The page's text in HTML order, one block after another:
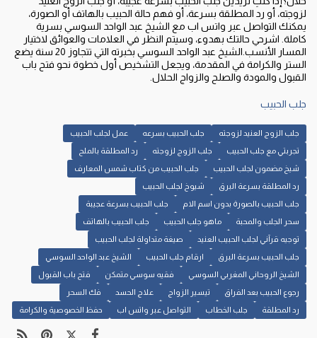
لزوجته، أو رد المطلقة بسرعة، أو فهم حالة الحبيب بالهاتف أو الصورة،
يمكنك التواصل عبر واتس اب مع الشيخ عبد الواحد السوسي بسرية
كاملة. اشرحي حالتك بهدوء، وسيتم النظر في العلامات والعوائق لاختيار
المسار الأنسب.الشيخ عبد الواحد السوسي بخبرته التي تتجاوز 20 سنة يضع
الستر والكرامة في المقدمة، ويجعل التشخيص أول خطوة نحو فتح باب
القبول والمودة والصلح والزواج الحلال.
جلب الحبيب
جلب الزوج العنيد لزوجته جلب الحبيب بسرعه عمل لجلب الحبيب
تجربتي مع جلب الحبيب جلب الزوج لزوجته رد المطلقة بالملح
شيخ مضمون لجلب الحبيب جلب الحبيب من كتاب شمس المعارف
رد المطلقة بسرعة البرق شيوخ لجلب الحبيب
جلب الحبيب بالصورة بدون اسم الام جلب الحبيب بسرعة عجيبة
سحر الجلب والمحبة ماهو جلب الحبيب جلب الحبيب بالهاتف
توجيه قرآني لجلب الحبيب العنيد صيغة متداولة لجلب الحبيب
جلب الحبيب بسرعة البرق ارقام جلب الحبيب الشيخ عبد الواحد السوسي
الشيخ الروحاني المغربي السوسي فقيه سوسي متمكن فتح باب القبول
رجوع الحبيب بعد الفراق تيسير الزواج علاج الحسد فك السحر
رد المطلقة جلب الخطاب التواصل عبر واتس اب حفظ الخصوصية والكرامة